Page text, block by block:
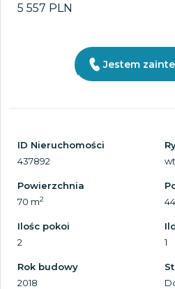
5 557 PLN
Jestem
ID Nieruchomości
437892
Powierzchnia
70 m2
Ilośc pokoi
2
1
Rok budowy
2018